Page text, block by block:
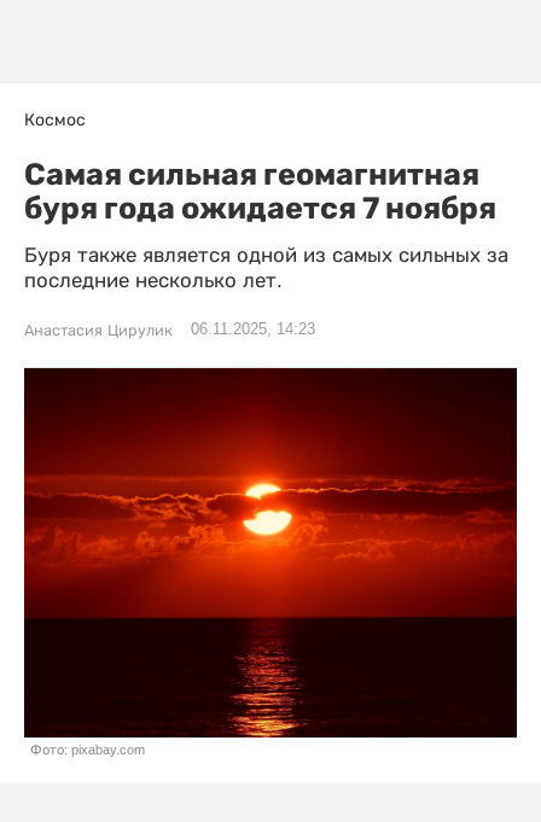
Космос
Самая сильная геомагнитная
буря года ожидается 7 ноября
Буря также является одной из самых сильных за
последние несколько лет.
Анастасия Цирулик 06.11.2025, 14:23
Фото: pixabay.com